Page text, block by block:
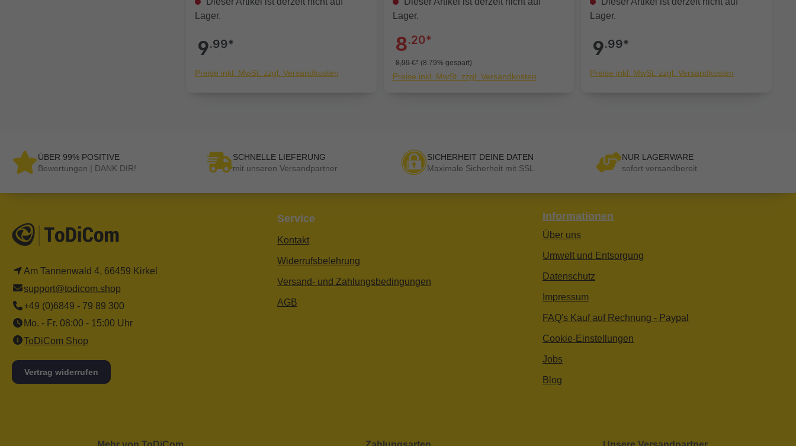
Lager.
9.99*
Preise inkl. MwSt. zzgl. Versandkosten
Lager.
8.20*
8,99 €* (8.79% gespart)
Preise inkl. MwSt. zzgl. Versandkosten
Lager.
9.99*
Preise inkl. MwSt. zzgl. Versandkosten
ÜBER 99% POSITIVE
Bewertungen | DANK DIR!
SCHNELLE LIEFERUNG
mit unseren Versandpartner
SICHERHEIT DEINE DATEN
Maximale Sicherheit mit SSL
NUR LAGERWARE
sofort versandbereit
Am Tannenwald 4, 66459 Kirkel
support@todicom.shop
+49 (0)6849 - 79 89 300
Mo. - Fr. 08:00 - 15:00 Uhr
ToDiCom Shop
Vertrag widerrufen
Service
Kontakt
Widerrufsbelehrung
Versand- und Zahlungsbedingungen
AGB
Informationen
Über uns
Umwelt und Entsorgung
Datenschutz
Impressum
FAQ's Kauf auf Rechnung - Paypal
Cookie-Einstellungen
Jobs
Blog